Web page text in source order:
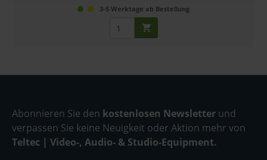
3-5 Werktage ab Bestellung
Abonnieren Sie den kostenlosen Newsletter und
verpassen Sie keine Neuigkeit oder Aktion mehr von
Teltec | Video-, Audio- & Studio-Equipment.